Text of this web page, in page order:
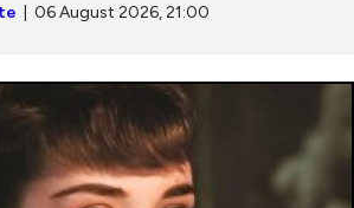
| 06 August 2026, 21:00